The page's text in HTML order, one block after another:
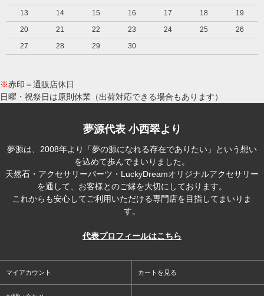
13
14 15 16 17 18
19
20
21 22 23 24 25
26
27
28 29 30
※赤印＝通販店休日
日曜・祝祭日は原則休業（出荷対応できる場合もあります）
夢源代表 小西翠より
夢源は、2008年より「夢の源になれる存在でありたい」という想い
を込めて歩んでまいりました。
天然石・アクセサリーパーツ・LuckyDreamオリジナルアクセサリー
を通して、お客様とのご縁を大切にしております。
これからも安心してご利用いただける専門店を目指してまいりま
す。
代表プロフィールはこちら
マイアカウント カートを見る